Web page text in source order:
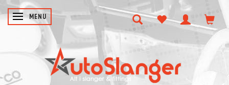
SKIFTE NAVIGATION
MENU